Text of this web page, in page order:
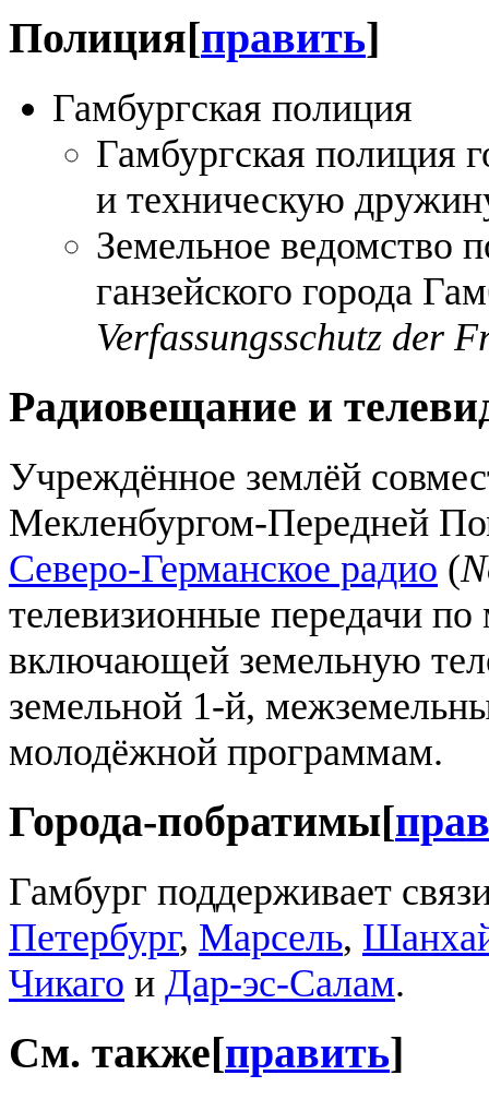
Полиция[править]
Гамбургская полиция
Гамбургская полиция
и техническую
Земельное ведомство
ганзейского города
Verfassungsschutz der
Радиовещание и
Учреждённое землёй
Мекленбургом-Передней
Северо-Германское радио (
телевизионные передачи
включающей земельную
земельной 1-й,
молодёжной программам.
Города-побратимы[
Гамбург поддерживает
Петербург, Марсель,
Чикаго и Дар-эс-Салам.
См. также[править]